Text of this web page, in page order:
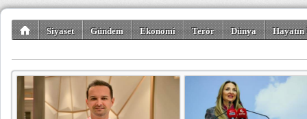
Siyaset Gündem Ekonomi Terör Dünya